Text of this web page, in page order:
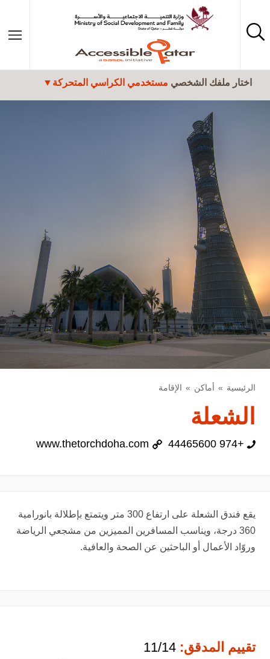
تجاوز إلى المحتوى الرئيسي
اختار ملفك الشخصي مستخدمي الكراسي المتحركة
الرئيسية أماكن الإقامة
الشعلة
+974 44465600
www.thetorchdoha.com
يقع فندق الشعلة على ارتفاع 300 متر ويتمتع بإطلالة بانورامية
360 درجة، ويناسب المسافرين المميزين من مشجعي الرياضة
وروّاد الأعمال أو الباحثين عن الصحة والعافية.
تقييم المدقق: